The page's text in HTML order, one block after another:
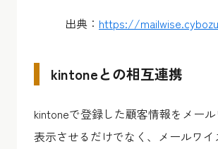
出典：​​ https://
kintoneとの相互連携
kintoneで登録した顧客情報をメー
表示させるだけでなく、メールワ